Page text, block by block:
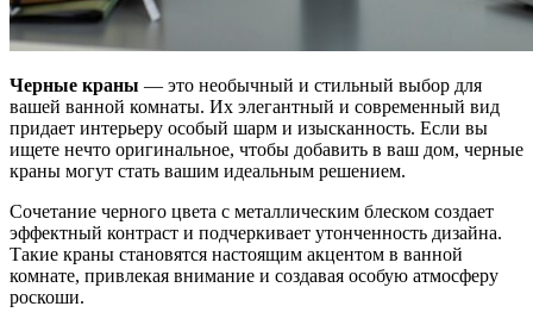
Черные краны — это необычный и стильный выбор для
вашей ванной комнаты. Их элегантный и современный вид
придает интерьеру особый шарм и изысканность. Если вы
ищете нечто оригинальное, чтобы добавить в ваш дом, черные
краны могут стать вашим идеальным решением.
Сочетание черного цвета с металлическим блеском создает
эффектный контраст и подчеркивает утонченность дизайна.
Такие краны становятся настоящим акцентом в ванной
комнате, привлекая внимание и создавая особую атмосферу
роскоши.